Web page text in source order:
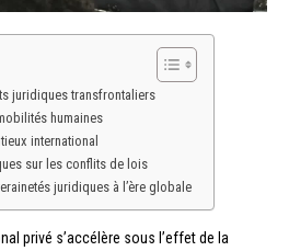
juridiques transfrontaliers
humaines
international
sur les conflits de lois
juridiques à l’ère globale
privé s’accélère sous l’effet de la